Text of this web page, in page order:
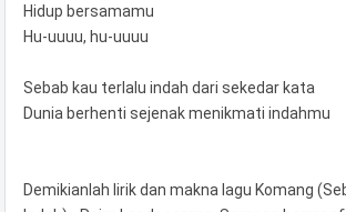
Hidup bersamamu
Hu-uuuu, hu-uuuu
Sebab kau terlalu indah dari sekedar kata
Dunia berhenti sejenak menikmati indahmu
Demikianlah lirik dan makna lagu Komang